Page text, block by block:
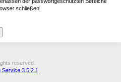
schließen!
reserved.
Service 3.5.2.1